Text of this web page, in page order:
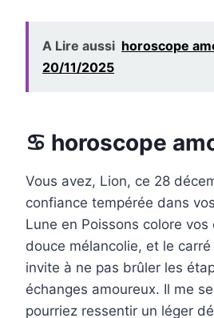
A Lire aussi horoscope
20/11/2025
♋ horoscope
Vous avez, Lion, ce 28
confiance tempérée dans
Lune en Poissons colore vos
douce mélancolie, et le
invite à ne pas brûler les
échanges amoureux. Il me
pourriez ressentir un léger